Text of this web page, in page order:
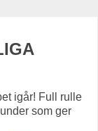
igår! Full rulle
som ger